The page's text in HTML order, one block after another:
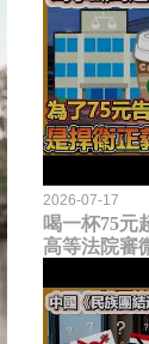
2026-07-17
喝一杯75元
高等法院審